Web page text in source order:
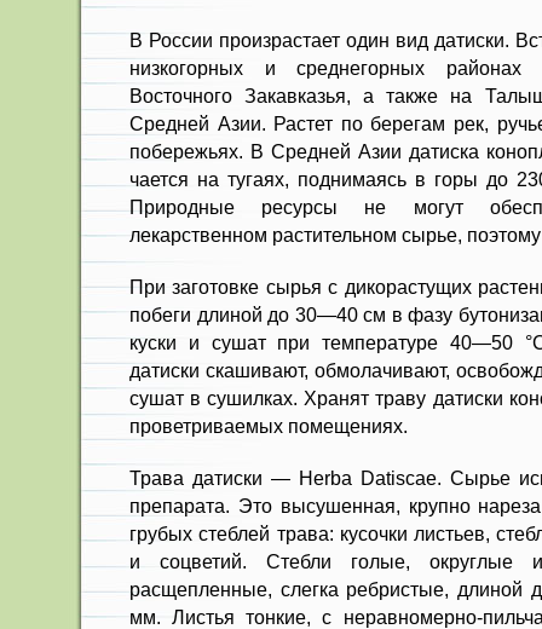
В России произрастает один вид датиски.
низкогорных и среднегорных
Восточного За­кавказья, а также на
Средней Азии. Растет по берегам рек,
побережьях. В Средней Азии датиска
чается на тугаях, поднимаясь в горы до
Природные ресурсы не могут
лекарственном раститель­ном сырье, поэтому
При заготовке сырья с дикорасту­щих
по­беги длиной до 30—40 см в фазу
куски и сушат при температуре 40—50
датиски скаши­вают, обмолачивают,
сушат в сушилках. Хранят траву датиски
проветриваемых помеще­ниях.
Трава датиски — Herba Datiscae. Сырье
пре­парата. Это высушенная, крупно
грубых стеб­лей трава: кусочки листьев,
и соцветий. Стеб­ли голые, округлые
расщепленные, слегка ребристые,
мм. Листья тонкие, с неравномерно-